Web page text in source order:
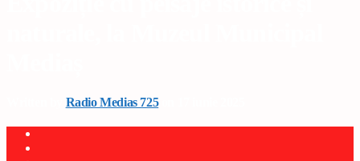
Radio Medias 725on 17 iunie 2025